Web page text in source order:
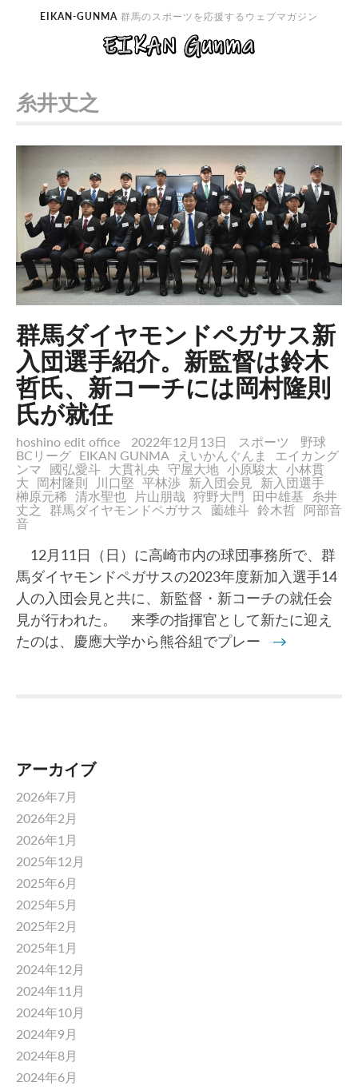
EIKAN-GUNMA 群馬のスポーツを応援するウェブマガジン
糸井丈之
群馬ダイヤモンドペガサス新
入団選手紹介。新監督は鈴木
哲氏、新コーチには岡村隆則
氏が就任
hoshino edit office 2022年12月13日 スポーツ
野球
BCリーグ EIKAN GUNMA えいかんぐんま
エイカング
ンマ
國弘愛斗 大貫礼央 守屋大地 小原駿太 小林貫
大
岡村隆則 川口堅 平林渉 新入団会見
新入団選手
榊原元稀 清水聖也 片山朋哉 狩野大門 田中雄基
糸井
丈之
群馬ダイヤモンドペガサス 薗雄斗 鈴木哲
阿部音
音
12月11日（日）に高崎市内の球団事務所で、群
馬ダイヤモンドペガサスの2023年度新加入選手14
人の入団会見と共に、新監督・新コーチの就任会
見が行われた。 来季の指揮官として新たに迎え
たのは、慶應大学から熊谷組でプレー →
アーカイブ
2026年7月
2026年2月
2026年1月
2025年12月
2025年6月
2025年5月
2025年2月
2025年1月
2024年12月
2024年11月
2024年10月
2024年9月
2024年8月
2024年6月